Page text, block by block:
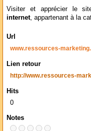
Visiter et apprécier le
internet, appartenant à la
Url
www.ressources-
Lien retour
http://www.ressources-
Hits
0
Notes